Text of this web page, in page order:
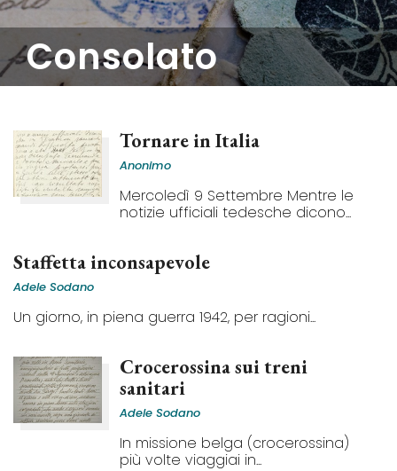
consolato
Tornare in Italia
Anonimo
Mercoledì 9 Settembre Mentre le
notizie ufficiali tedesche dicono...
Staffetta inconsapevole
Adele Sodano
Un giorno, in piena guerra 1942, per ragioni...
Crocerossina sui treni
sanitari
Adele Sodano
In missione belga (crocerossina)
più volte viaggiai in...